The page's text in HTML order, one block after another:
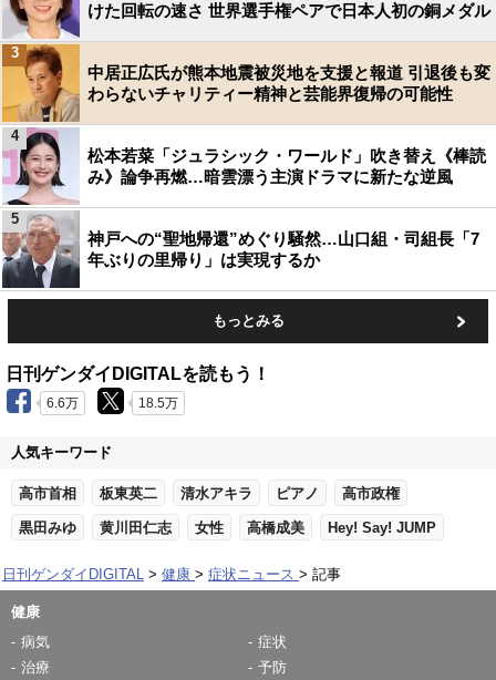
けた回転の速さ 世界選手権ペアで日本人初の銅メダル
中居正広氏が熊本地震被災地を支援と報道 引退後も変
わらないチャリティー精神と芸能界復帰の可能性
3
松本若菜「ジュラシック・ワールド」吹き替え《棒読
み》論争再燃…暗雲漂う主演ドラマに新たな逆風
4
神戸への“聖地帰還”めぐり騒然…山口組・司組長「7
年ぶりの里帰り」は実現するか
5
もっとみる
日刊ゲンダイDIGITALを読もう！
6.6万 18.5万
人気キーワード
高市首相 板東英二 清水アキラ ピアノ 高市政権
黒田みゆ 黄川田仁志 女性 高橋成美 Hey! Say! JUMP
日刊ゲンダイDIGITAL 健康 症状ニュース 記事
健康
病気
症状
治療
予防